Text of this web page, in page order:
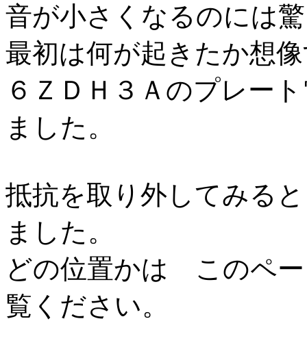
音が小さくなるのには
最初は何が起きたか想
６ＺＤＨ３Ａのプレー
ました。
抵抗を取り外してみる
ました。
どの位置かは このペ
覧ください。